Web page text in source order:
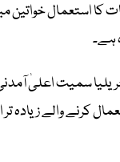
کا استعمال خواتین
ہے۔
سمیت اعلیٰ
کرنے والے زیادہ